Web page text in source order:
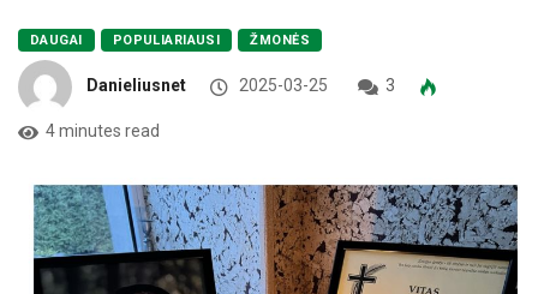
DAUGAI POPULIARIAUSI ŽMONĖS
Danieliusnet 2025-03-25 3
4 minutes read